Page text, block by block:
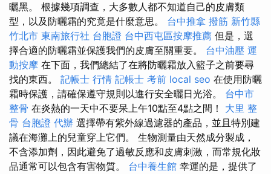
曬黑。 根據幾項調查，大多數人都不知道自己的皮膚類
型，以及防曬霜的究竟是什麼意思。 台中推拿 撥筋 新竹縣
竹北市 東南旅行社 台胞證 台中西屯區按摩推薦 但是，選
擇合適的防曬霜並保護我們的皮膚至關重要。 台中油壓 運
動按摩 在下面，我們總結了在將防曬霜放入籃子之前要尋
找的東西。 記帳士 行情 記帳士 考前 local seo 在使用防曬
霜時保護，請確保遵守規則以進行安全曬日光浴。 台中市
整骨 在炎熱的一天中不要呆上午10點至4點之間！ 大里 整
骨 台胞證 代辦 選擇帶有紫外線過濾器的產品，並且特別建
議在海灘上的兒童穿上它們。 生物測量由天然成分製成，
不含添加劑，因此避免了過敏反應和皮膚刺激，而常規化妝
品通常可以包含有害物質。 台中養生館 幸運的是，提供了